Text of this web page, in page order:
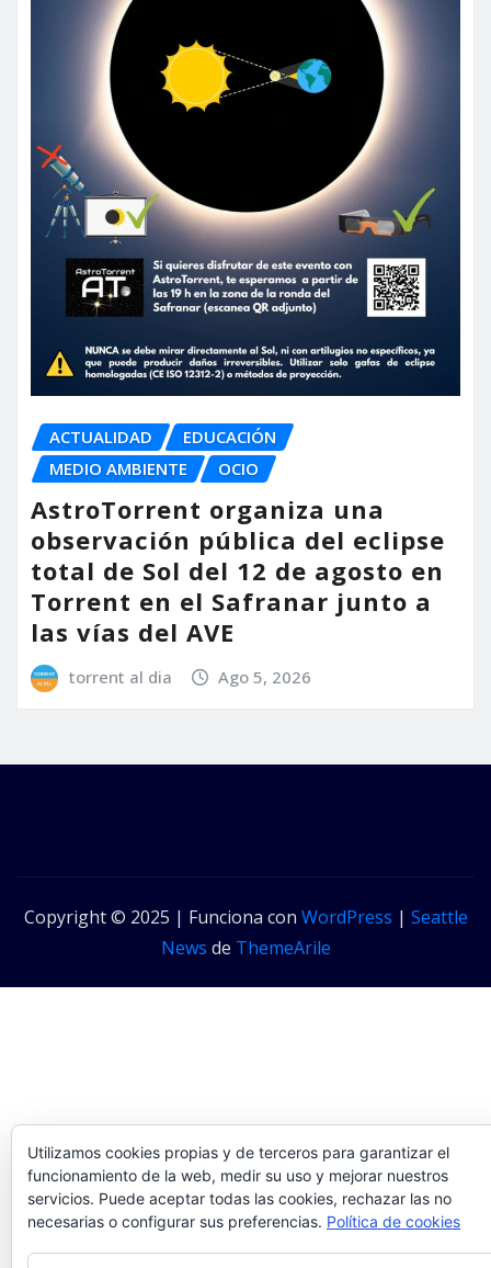
ACTUALIDAD
EDUCACIÓN
MEDIO AMBIENTE
OCIO
AstroTorrent organiza una
observación pública del eclipse
total de Sol del 12 de agosto en
Torrent en el Safranar junto a
las vías del AVE
torrent al dia Ago 5, 2026
Copyright © 2025 | Funciona con WordPress | Seattle
News de ThemeArile
Utilizamos cookies propias y de terceros para garantizar el
funcionamiento de la web, medir su uso y mejorar nuestros
servicios. Puede aceptar todas las cookies, rechazar las no
necesarias o configurar sus preferencias. Política de cookies